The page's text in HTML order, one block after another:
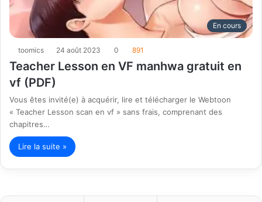
En cours
toomics 24 août 2023 0 891
Teacher Lesson en VF manhwa gratuit en
vf (PDF)
Vous êtes invité(e) à acquérir, lire et télécharger le Webtoon
« Teacher Lesson scan en vf » sans frais, comprenant des
chapitres…
Lire la suite »